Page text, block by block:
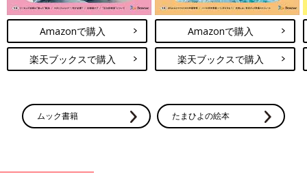
と♪
ZARAキッズ「冬の必須アイテム」「お
しゃれ上級者に♪」おしゃれママのお気
に入りアイテム5選
ZARAのベビー・キッズアイテムが「可愛すぎ
お子さんにピッタリなアイテムがあれば、ぜひ
毎日コーデに取り入れてみてくださいね！
いかがでしたか？どのZARAアウターもとても可愛くて、いつも
い冬のコーディネートを楽しんでください♪
Amazonで購入
楽天ブックスで購入
Amazonで購入
楽天ブックスで購入
ムック書籍 たまひよの絵本